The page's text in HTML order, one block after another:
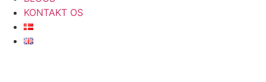
KONTAKT OS